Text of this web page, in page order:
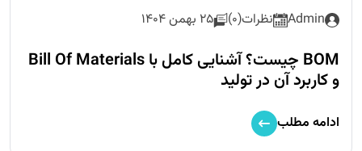
Admin نظرات(0) 25 بهمن 1404
BOM چیست؟ آشنایی کامل با Bill Of Materials
و کاربرد آن در تولید
ادامه مطلب